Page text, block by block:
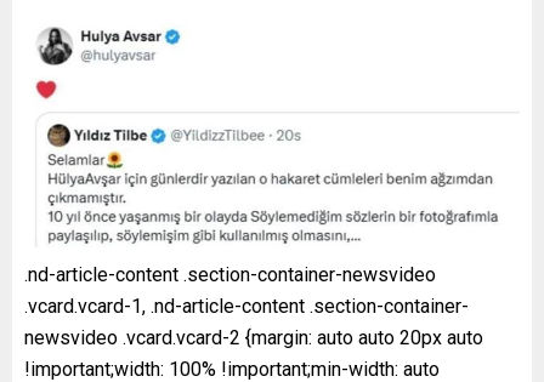
.nd-article-content .section-container-newsvideo
.vcard.vcard-1, .nd-article-content .section-container-
newsvideo .vcard.vcard-2 {margin: auto auto 20px auto
!important;width: 100% !important;min-width: auto